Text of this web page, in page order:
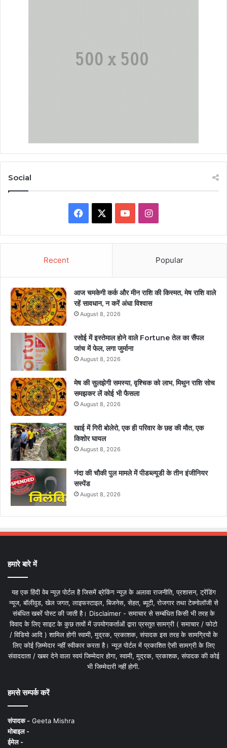
Social
Facebook YouTubeInstagram
Recent Popular
आज चमकेगी कर्क और मीन राशि की किस्मत, मेष राशि वाले
रहें सावधान, न करें अंधा विश्वास
August 8, 2026
रसोई में इस्तेमाल होने वाले Fortune तेल का सैंपल
जांच में फेल, लगा जुर्माना
August 8, 2026
मेष की सुलझेगी समस्या, वृश्चिक को लाभ, मिथुन राशि सोच
समझकर लें कोई भी फैसला
August 8, 2026
खाई में गिरी बोलेरो, एक ही परिवार के छह की मौत, एक
किशोर घायल
August 8, 2026
नंदा की चौकी पुल मामले में पीडब्ल्यूडी के तीन इंजीनियर
सस्पेंड
August 8, 2026
हमारे बारे में
यह एक हिंदी वेब न्यूज़ पोर्टल है जिसमें ब्रेकिंग न्यूज़ के अलावा राजनीति, प्रशासन, ट्रेंडिंग
न्यूज, बॉलीवुड, खेल जगत, लाइफस्टाइल, बिजनेस, सेहत, ब्यूटी, रोजगार तथा टेक्नोलॉजी से
संबंधित खबरें पोस्ट की जाती है। Disclaimer - समाचार से सम्बंधित किसी भी तरह के
विवाद के लिए साइट के कुछ तत्वों में उपयोगकर्ताओं द्वारा प्रस्तुत सामग्री ( समाचार / फोटो
/ विडियो आदि ) शामिल होगी स्वामी, मुद्रक, प्रकाशक, संपादक इस तरह के सामग्रियों के
लिए कोई ज़िम्मेदार नहीं स्वीकार करता है। न्यूज़ पोर्टल में प्रकाशित ऐसी सामग्री के लिए
संवाददाता / खबर देने वाला स्वयं जिम्मेदार होगा, स्वामी, मुद्रक, प्रकाशक, संपादक की कोई
भी जिम्मेदारी नहीं होगी.
हमसे सम्पर्क करें
संपादक - Geeta Mishra
मोबाइल -
ईमेल -